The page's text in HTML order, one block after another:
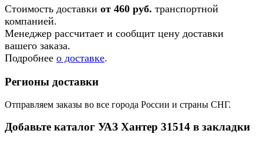
Стоимость доставки от 460 руб. транспортной
компанией.
Менеджер рассчитает и сообщит цену доставки
вашего заказа.
Подробнее о доставке.
Регионы доставки
Отправляем заказы во все города России и страны СНГ.
Добавьте каталог УАЗ Хантер 31514 в закладки